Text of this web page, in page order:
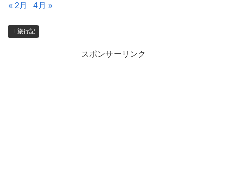
« 2月 4月 »
旅行記
スポンサーリンク